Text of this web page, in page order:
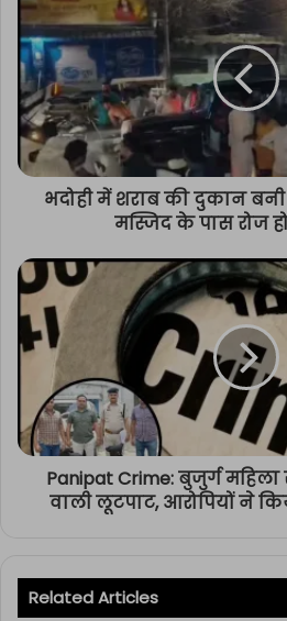
भदोही में शराब की दुकान
मस्जिद के पास रोज
Panipat Crime: बुजुर्ग
वाली लूटपाट, आरोपियों ने
Related Articles